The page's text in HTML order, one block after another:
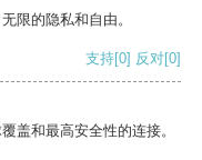
限的隐私和自由。
支持[0] 反对[0]
盖和最高安全性的连接。